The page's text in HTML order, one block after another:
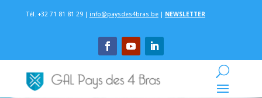
Tél. +32 71 81 81 29 | info@paysdes4bras.be| NEWSLETTER